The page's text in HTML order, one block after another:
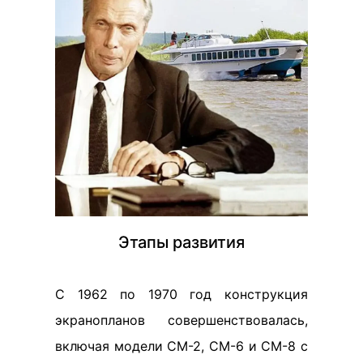
Этапы развития
С 1962 по 1970 год конструкция
экранопланов совершенствовалась,
включая модели СМ-2, СМ-6 и СМ-8 с